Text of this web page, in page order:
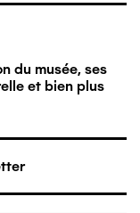
du musée, ses
et bien plus